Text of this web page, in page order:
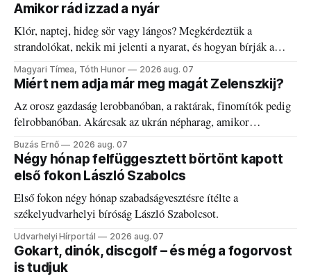
Amikor rád izzad a nyár
Klór, naptej, hideg sör vagy lángos? Megkérdeztük a
strandolókat, nekik mi jelenti a nyarat, és hogyan bírják a
kánikulát.
Magyari Tímea, Tóth Hunor 2026 aug. 07
Miért nem adja már meg magát Zelenszkij?
Az orosz gazdaság lerobbanóban, a raktárak, finomítók pedig
felrobbanóban. Akárcsak az ukrán népharag, amikor
elégedetlen vezetőivel.
Buzás Ernő 2026 aug. 07
Négy hónap felfüggesztett börtönt kapott
első fokon László Szabolcs
Első fokon négy hónap szabadságvesztésre ítélte a
székelyudvarhelyi bíróság László Szabolcsot.
Udvarhelyi Hírportál 2026 aug. 07
Gokart, dinók, discgolf – és még a fogorvost
is tudjuk